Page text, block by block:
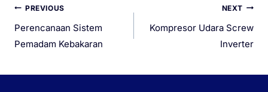
PREVIOUS
Perencanaan Sistem
Pemadam Kebakaran
NEXT
Kompresor Udara Screw
Inverter